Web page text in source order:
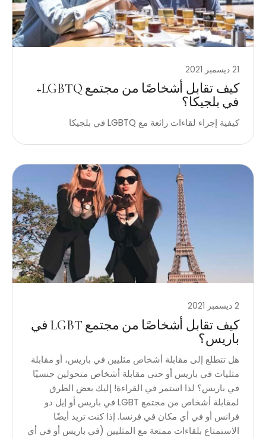
21 ديسمبر 2021
كيف تقابل أشخاصًا من مجتمع LGBTQ+
في بلجيكا؟
كيفية إجراء لقاءات رائعة مع LGBTQ في بلجيكا
2 ديسمبر 2021
كيف تقابل أشخاصًا من مجتمع LGBT في
باريس؟
هل تتطلع إلى مقابلة أشخاص مثليين في باريس، أو مقابلة
مثليات في باريس أو حتى مقابلة أشخاص متحولين جنسيًا
في باريس؟ لذا استمر في القراءة! إليك بعض الطرق
لمقابلة أشخاص من مجتمع LGBT في باريس أو إيل دو
فرانس أو في أي مكان في فرنسا. إذا كنت تريد أيضًا
الاستمتاع بلقاءات ممتعة مع المثليين (في باريس أو في أي